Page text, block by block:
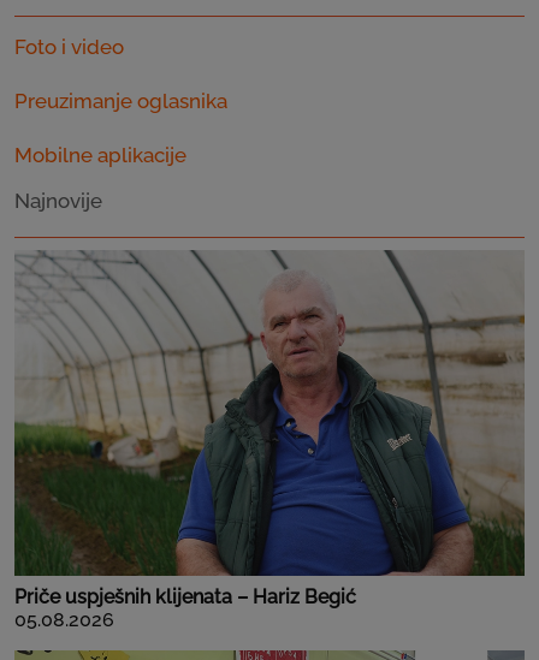
Foto i video
Preuzimanje oglasnika
Mobilne aplikacije
Najnovije
Priče uspješnih klijenata – Hariz Begić
05.08.2026